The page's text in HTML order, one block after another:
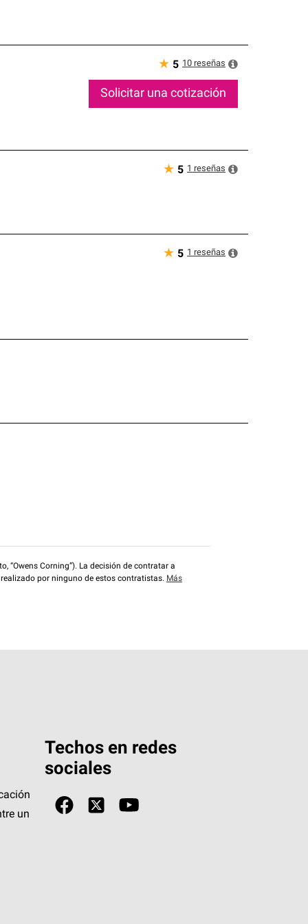
★ 5 10 reseñas
Solicitar una cotización
★ 5 1 reseñas
★ 5 1 reseñas
“Owens Corning”). La decisión de contratar a
por ninguno de estos contratistas. Más
un
Techos en redes
sociales